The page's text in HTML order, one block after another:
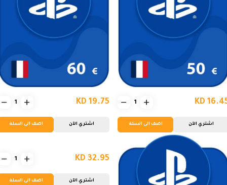
KD
اشتري الآن اضف الى السلة
KD 19.75
اشتري الآن اضف الى السلة
KD 32.95
اشتري الآن اضف الى السلة